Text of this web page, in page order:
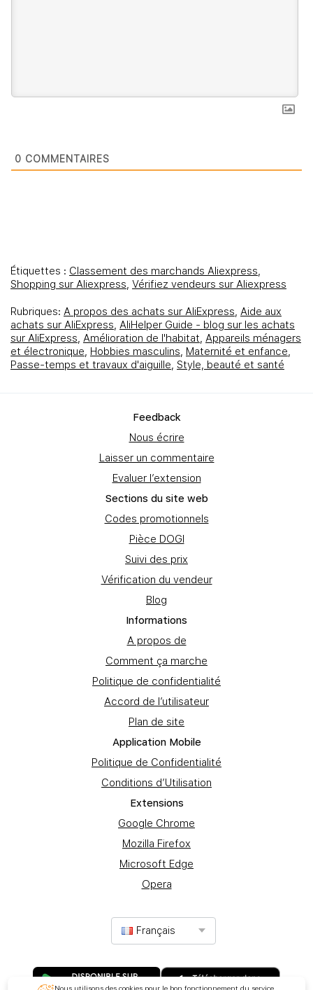
0 COMMENTAIRES
Étiquettes : Classement des marchands Aliexpress,
Shopping sur Aliexpress, Vérifiez vendeurs sur Aliexpress
Rubriques: A propos des achats sur AliExpress, Aide aux
achats sur AliExpress, AliHelper Guide - blog sur les achats
sur AliExpress, Amélioration de l'habitat, Appareils ménagers
et électronique, Hobbies masculins, Maternité et enfance,
Passe-temps et travaux d'aiguille, Style, beauté et santé
Feedbаck
Nous écrire
Laisser un commentaire
Evaluer l’extension
Sections du site web
Codes promotionnels
Pièce DOGI
Suivi des prix
Vérification du vendeur
Blog
Informations
A propos de
Comment ça marche
Politique de confidentialité
Accord de l’utilisateur
Plan de site
Application Mobile
Politique de Confidentialité
Conditions d’Utilisation
Extеnsions
Google Chrome
Mozilla Firefox
Microsoft Edge
Opera
Français
Nous utilisons des cookies pour le bon fonctionnement du service.